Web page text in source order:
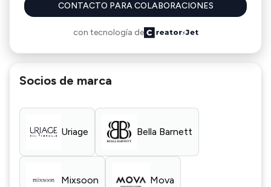
clothing hauls. With her warm and engaging tone,
copinettes,” she inspires her followers to feel
confident and take care of themselves through
CONTACTO PARA COLABORACIONES
con tecnología de
Socios de marca
Uriage Bella Barnett
Mixsoon Mova